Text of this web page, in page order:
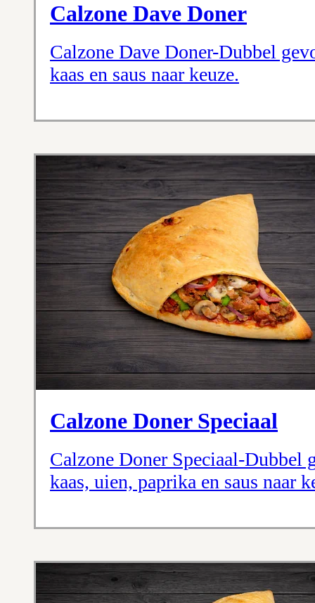
Calzone Dave Doner
Calzone Dave Doner-Dubbel
kaas en saus naar keuze.
Calzone Doner Speciaal
Calzone Doner Speciaal-Dubbel
kaas, uien, paprika en saus naar